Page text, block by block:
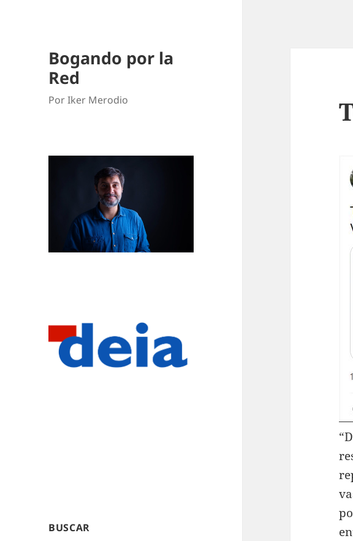
Bogando por la
Red
Por Iker Merodio
BUSCAR